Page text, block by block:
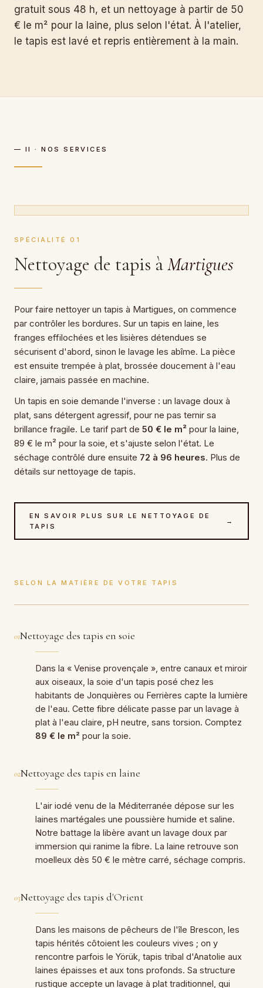
gratuit sous 48 h, et un nettoyage à partir de 50
€ le m² pour la laine, plus selon l'état. À l'atelier,
le tapis est lavé et repris entièrement à la main.
— II · NOS SERVICES
SPÉCIALITÉ 01
Nettoyage de tapis àMartigues
Pour faire nettoyer un tapis à Martigues, on commence
par contrôler les bordures. Sur un tapis en laine, les
franges effilochées et les lisières détendues se
sécurisent d'abord, sinon le lavage les abîme. La pièce
est ensuite trempée à plat, brossée doucement à l'eau
claire, jamais passée en machine.
Un tapis en soie demande l'inverse : un lavage doux à
plat, sans détergent agressif, pour ne pas ternir sa
brillance fragile. Le tarif part de 50 € le m² pour la laine,
89 € le m² pour la soie, et s'ajuste selon l'état. Le
séchage contrôlé dure ensuite 72 à 96 heures. Plus de
détails sur nettoyage de tapis.
EN SAVOIR PLUS SUR LE NETTOYAGE DE
TAPIS
→
SELON LA MATIÈRE DE VOTRE TAPIS
01Nettoyage des tapis en soie
Dans la « Venise provençale », entre canaux et miroir
aux oiseaux, la soie d'un tapis posé chez les
habitants de Jonquières ou Ferrières capte la lumière
de l'eau. Cette fibre délicate passe par un lavage à
plat à l'eau claire, pH neutre, sans torsion. Comptez
89 € le m² pour la soie.
02Nettoyage des tapis en laine
L'air iodé venu de la Méditerranée dépose sur les
laines martégales une poussière humide et saline.
Notre battage la libère avant un lavage doux par
immersion qui ranime la fibre. La laine retrouve son
moelleux dès 50 € le mètre carré, séchage compris.
03Nettoyage des tapis d'Orient
Dans les maisons de pêcheurs de l'île Brescon, les
tapis hérités côtoient les couleurs vives ; on y
rencontre parfois le Yörük, tapis tribal d'Anatolie aux
laines épaisses et aux tons profonds. Sa structure
rustique accepte un lavage à plat traditionnel, qui